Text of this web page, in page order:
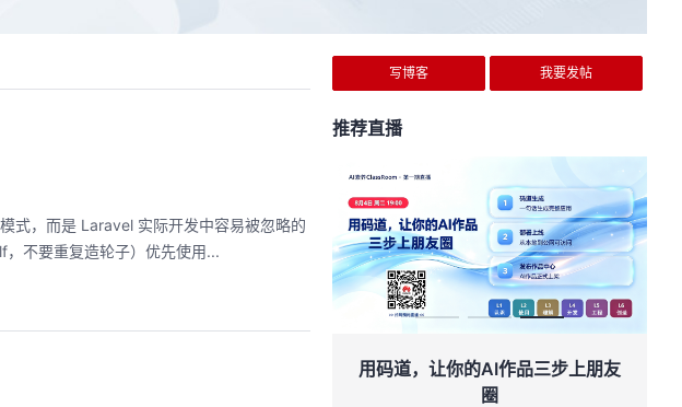
式，而是 Laravel 实际开发中容易被忽略的
，不要重复造轮子）优先使用...
写博客 我要发帖
推荐直播
用码道，让你的AI作品三步上朋友
圈